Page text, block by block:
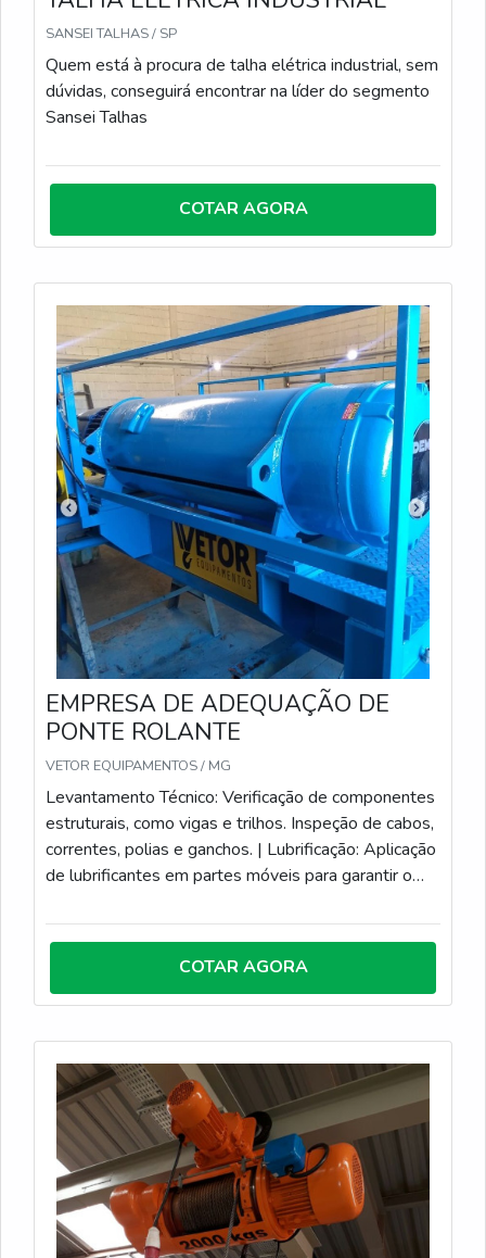
SANSEI TALHAS / SP
Quem está à procura de talha elétrica industrial, sem
dúvidas, conseguirá encontrar na líder do segmento
Sansei Talhas
COTAR AGORA
EMPRESA DE ADEQUAÇÃO DE
PONTE ROLANTE
VETOR EQUIPAMENTOS / MG
Levantamento Técnico: Verificação de componentes
estruturais, como vigas e trilhos. Inspeção de cabos,
correntes, polias e ganchos. | Lubrificação: Aplicação
de lubrificantes em partes móveis para garantir o
de Funcionamento: Realização de testes
equipamento. Testes de carga para assegurar que a
ponte rolante pode levantar e mover cargas de
Substituições: Correção de falhas identificadas
durante as inspeções. Substituição de peças
desgastadas ou danificadas. | Ajustes e Calibrações:
Ajuste de componentes para garantir a precisão e a
segurança nas operações. Calibração de sensores e
dispositivos de medição. | Documentação e
Relatórios: Registro de todas as atividades de
manutenção realizadas. Emissão de relatórios
COTAR AGORA